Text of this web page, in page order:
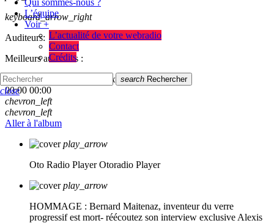
keyboard_arrow_right
Auditeurs:
Meilleurs auditeurs :
skip_previous
skip_next
00:00 00:00
chevron_left
chevron_left
Aller à l'album
play_arrow
Oto Radio Player Otoradio Player
play_arrow
HOMMAGE : Bernard Maitenaz, inventeur du verre
progressif est mort- réécoutez son interview exclusive Alexis
L’équipe
Voir +
L’actualité de votre webradio
Contact
Crédits
search Rechercher
close